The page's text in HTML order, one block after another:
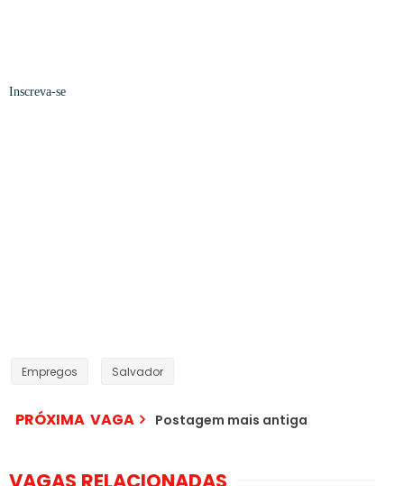
Inscreva-se
Empregos Salvador
PRÓXIMA VAGA Postagem mais antiga